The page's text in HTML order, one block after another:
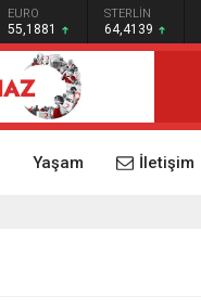
EURO
55,1881
STERLİN
64,4139
Yaşam İletişim